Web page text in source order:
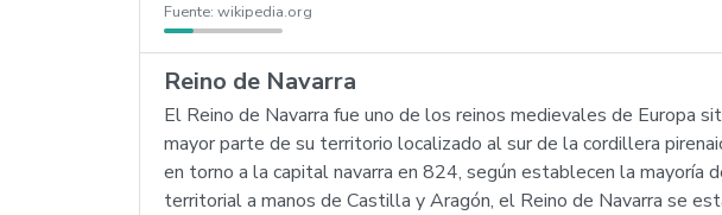
Fuente: wikipedia.org
Reino de Navarra
El Reino de Navarra fue uno de los reinos medievales de Europa
mayor parte de su territorio localizado al sur de la cordillera
en torno a la capital navarra en 824, según establecen la mayoría
territorial a manos de Castilla y Aragón, el Reino de Navarra se